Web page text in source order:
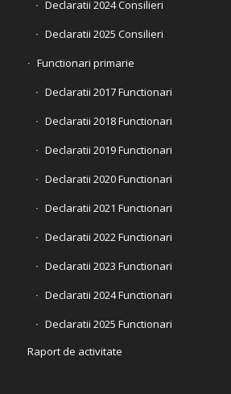
Declaratii 2024 Consilieri
Declaratii 2025 Consilieri
Functionari primarie
Declaratii 2017 Functionari
Declaratii 2018 Functionari
Declaratii 2019 Functionari
Declaratii 2020 Functionari
Declaratii 2021 Functionari
Declaratii 2022 Functionari
Declaratii 2023 Functionari
Declaratii 2024 Functionari
Declaratii 2025 Functionari
Raport de activitate